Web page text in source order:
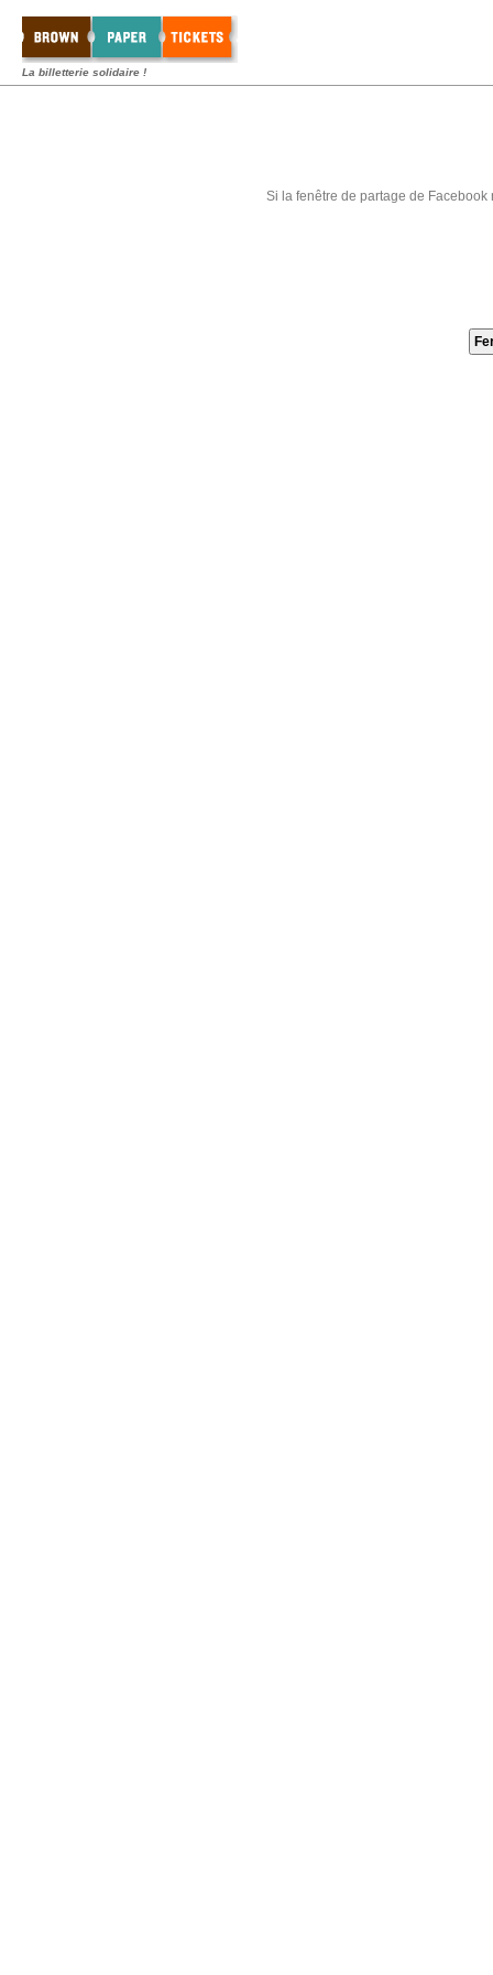
La billetterie solidaire !
Si la fenêtre de partage de